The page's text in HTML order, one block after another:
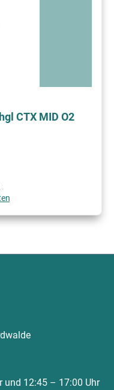
CTX MID O2
und 12:45 – 17:00 Uhr